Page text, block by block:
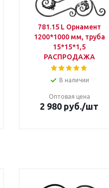
781.15 L Орнамент
1200*1000 мм, труба
15*15*1,5
РАСПРОДАЖА
В наличии
Оптовая цена
2 980 руб./шт